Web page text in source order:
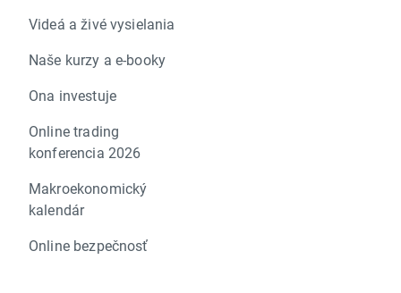
Videá a živé vysielania
Naše kurzy a e-booky
Ona investuje
Online trading
konferencia 2026
Makroekonomický
kalendár
Online bezpečnosť